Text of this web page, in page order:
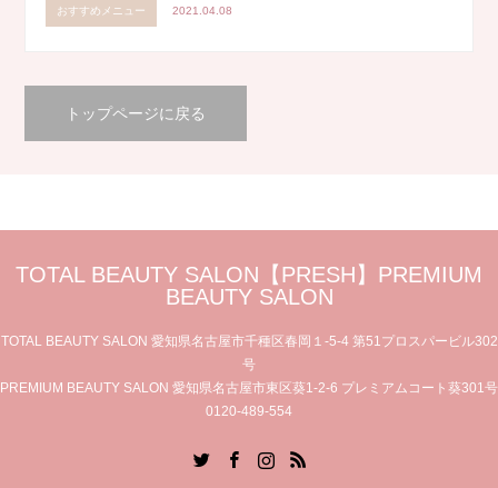
おすすめメニュー 2021.04.08
トップページに戻る
TOTAL BEAUTY SALON【PRESH】PREMIUM
BEAUTY SALON
TOTAL BEAUTY SALON 愛知県名古屋市千種区春岡１-5-4 第51プロスパービル302
号
PREMIUM BEAUTY SALON 愛知県名古屋市東区葵1-2-6 プレミアムコート葵301号
0120-489-554
RSS